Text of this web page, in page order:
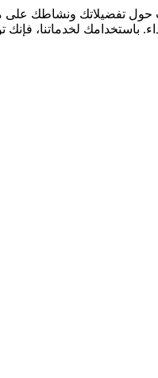
حول تفضيلاتك ونشاطك
باستخدامك لخدماتنا،